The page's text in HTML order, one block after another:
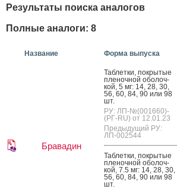
Результаты поиска аналогов
Полные аналоги: 8
Название Форма выпуска
Бравадин
Таб­летки, пок­ры­тые
пле­ноч­ной обо­лоч­
кой, 5 мг: 14, 28, 30,
56, 60, 84, 90 или 98
шт.
РУ: ЛП-№(001660)-
(РГ-RU) от 12.01.23
Предыдущий РУ:
ЛП-002544
Таб­летки, пок­ры­тые
пле­ноч­ной обо­лоч­
кой, 7.5 мг: 14, 28, 30,
56, 60, 84, 90 или 98
шт.